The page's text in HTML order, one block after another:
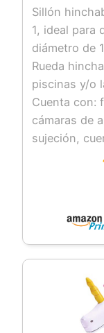
Sillón
1, ideal para
diámetro de
Rueda
piscinas y/o
Cuenta con:
cámaras de
sujeción,
soporta una
Fabricado
0,45 mm e